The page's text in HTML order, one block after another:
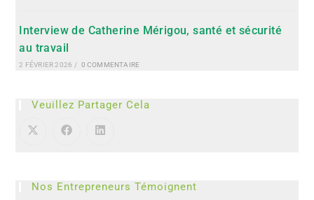
Interview de Catherine Mérigou, santé et sécurité
au travail
2 FÉVRIER 2026 / 0 COMMENTAIRE
Veuillez Partager Cela
Nos Entrepreneurs Témoignent